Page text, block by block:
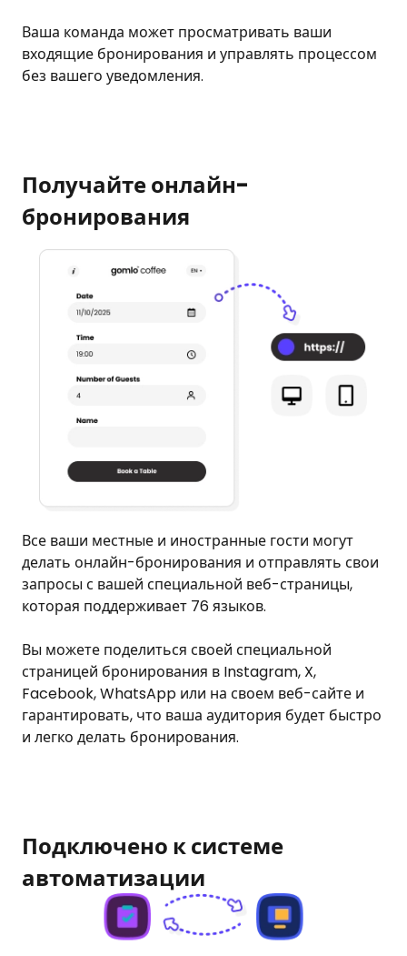
Ваша команда может просматривать ваши
входящие бронирования и управлять процессом
без вашего уведомления.
Получайте онлайн-
бронирования
Все ваши местные и иностранные гости могут
делать онлайн-бронирования и отправлять свои
запросы с вашей специальной веб-страницы,
которая поддерживает 76 языков.
Вы можете поделиться своей специальной
страницей бронирования в Instagram, X,
Facebook, WhatsApp или на своем веб-сайте и
гарантировать, что ваша аудитория будет быстро
и легко делать бронирования.
Подключено к системе
автоматизации